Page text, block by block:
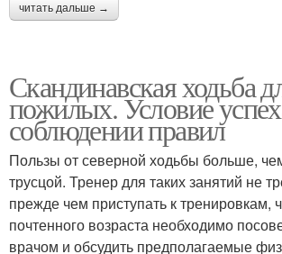
читать дальше →
Скандинавская ходьба
пожилых. Условие
соблюдении правил
Пользы от северной ходьбы больше,
трусцой. Тренер для таких занятий не
прежде чем приступать к тренировкам,
почтенного возраста необходимо
врачом и обсудить предполагаемые